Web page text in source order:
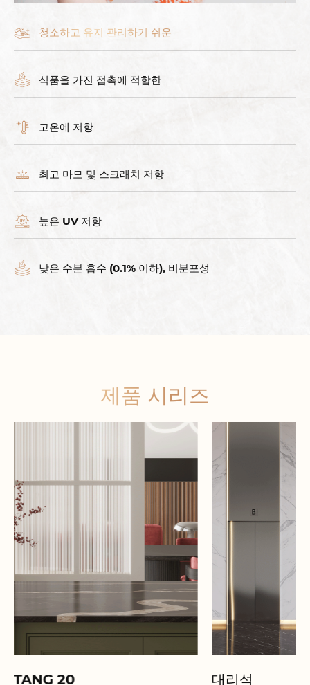
청소하고 유지 관리하기 쉬운
식품을 가진 접촉에 적합한
고온에 저항
최고 마모 및 스크래치 저항
높은 UV 저항
낮은 수분 흡수 (0.1% 이하), 비분포성
제품 시리즈
TANG 20 대리석